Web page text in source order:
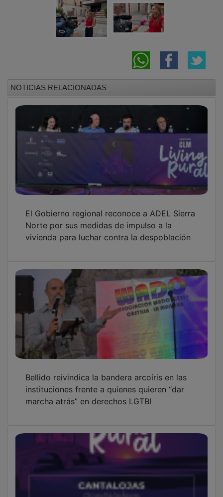
Norte por sus medidas de impulso a la
vivienda para luchar contra la despoblación
Bellido reivindica la bandera arcoíris en las
instituciones frente a quienes quieren “dar
marcha atrás” en derechos LGTBI
'Living Rural' recala este fin de semana en
Cantalojas de la mano del humorista Marce
González y su Gacha's Comedy
La comunidad venezolana en Castilla-La